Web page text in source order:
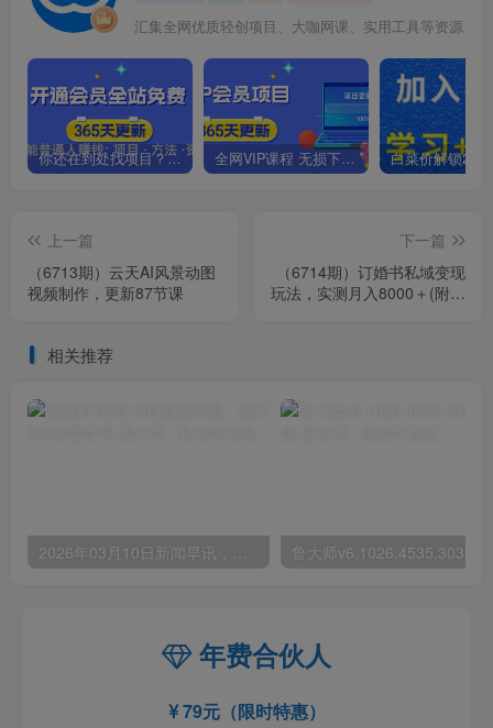
汇集全网优质轻创项目、大咖网课、实用工具等资源
你还在到处找项目？还在当韭菜？我靠卖项目一个月收入5万+，曾经我也是个失败者。 全网VIP课程 无损下载~.~
上一篇
（6713期）云天AI风景动图
视频制作，更新87节课
下一篇
（6714期）订婚书私域变现
玩法，实测月入8000＋(附带
相关推荐
年费合伙人
79元（限时特惠）